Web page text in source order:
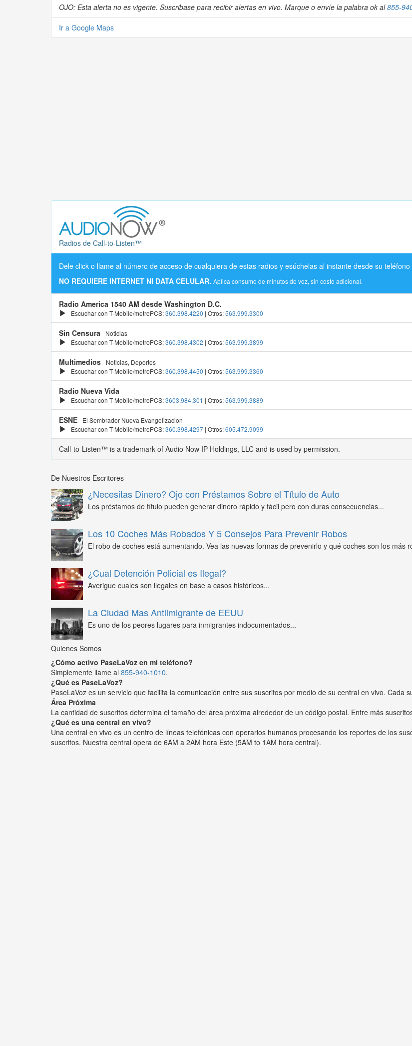
OJO: Esta alerta no es vigente. Suscribase para recibir alertas en vivo. Marque o envíe la palabra ok al855-
Ir a Google Maps
Radios de Call-to-Listen™
Dele click o llame al número de acceso de cualquiera de estas radios y esúchelas al instante desde su teléfono
NO REQUIERE INTERNET NI DATA CELULAR. Aplica consumo de minutos de voz, sin costo adicional.
Radio America 1540 AM desde Washington D.C.
Escuchar con T-Mobile/metroPCS:360.398.4220 | Otros:563.999.3300
Sin Censura
Noticias
Escuchar con T-Mobile/metroPCS:360.398.4302 | Otros:563.999.3899
Multimedios
Noticias, Deportes
Escuchar con T-Mobile/metroPCS:360.398.4450 | Otros:563.999.3360
Radio Nueva Vida
Escuchar con T-Mobile/metroPCS:3603.984.301 | Otros:563.999.3889
ESNE
El Sembrador Nueva Evangelizacion
Escuchar con T-Mobile/metroPCS:360.398.4297 | Otros:605.472.9099
Call-to-Listen™ is a trademark of Audio Now IP Holdings, LLC and is used by permission.
De Nuestros Escritores
¿Necesitas Dinero? Ojo con Préstamos Sobre el Título de Auto
Los préstamos de título pueden generar dinero rápido y fácil pero con duras consecuencias...
Los 10 Coches Más Robados Y 5 Consejos Para Prevenir Robos
El robo de coches está aumentando. Vea las nuevas formas de prevenirlo y qué coches son los más
¿Cual Detención Policial es Ilegal?
Averigue cuales son ilegales en base a casos históricos...
La Ciudad Mas Antiimigrante de EEUU
Es uno de los peores lugares para inmigrantes indocumentados...
Quienes Somos
¿Cómo activo PaseLaVoz en mi teléfono?
Simplemente llame al 855-940-1010.
¿Qué es PaseLaVoz?
PaseLaVoz es un servicio que facilita la comunicación entre sus suscritos por medio de su central en vivo. Cada
Área Próxima
La cantidad de suscritos determina el tamaño del área próxima alrededor de un código postal. Entre más
¿Qué es una central en vivo?
Una central en vivo es un centro de líneas telefónicas con operarios humanos procesando los reportes de los
suscritos. Nuestra central opera de 6AM a 2AM hora Este (5AM to 1AM hora central).